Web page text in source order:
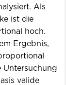
Als
ist die
hoch.
Ergebnis,
Untersuchung
valide